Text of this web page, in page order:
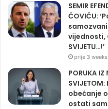
SEMIR
ČOVIĆU:
vijednosti,
SVIJETU…!’
prije 3 weeks
PORUKA IZ
obećanje
ostati